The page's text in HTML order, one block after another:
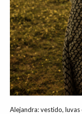
Alejandra: vestido, luvas